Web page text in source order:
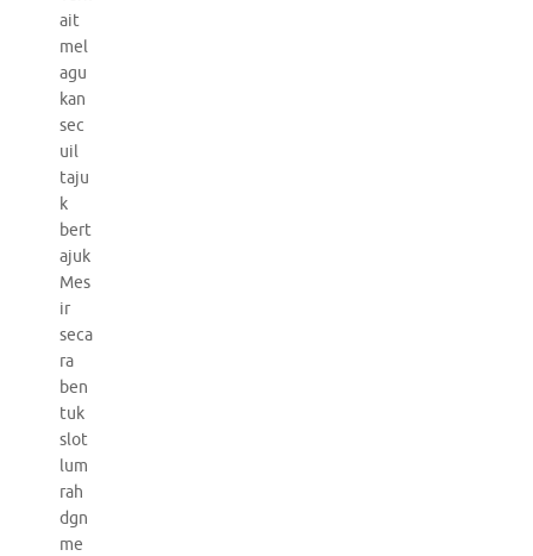
ait
mel
agu
kan
sec
uil
taju
k
bert
ajuk
Mes
ir
seca
ra
ben
tuk
slot
lum
rah
dgn
me